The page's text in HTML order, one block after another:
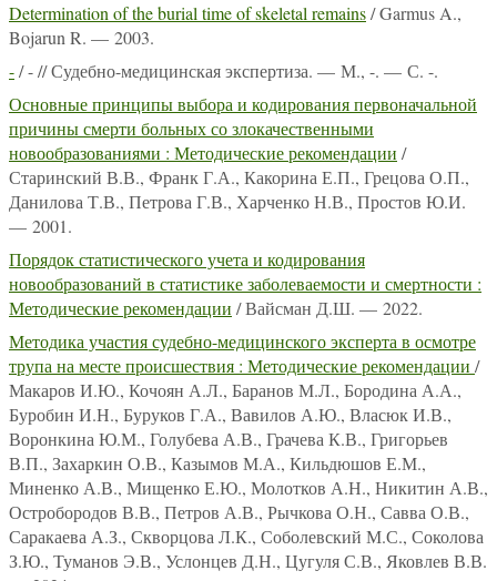
Determination of the burial time of skeletal remains/ Garmus A.,
Bojarun R. — 2003.
-/ - // Судебно-медицинская экспертиза. — М., -. — С. -.
Основные принципы выбора и кодирования первоначальной
причины смерти больных со злокачественными
новообразованиями : Методические рекомендации /
Старинский В.В., Франк Г.А., Какорина Е.П., Грецова О.П.,
Данилова Т.В., Петрова Г.В., Харченко Н.В., Простов Ю.И.
— 2001.
Порядок статистического учета и кодирования
новообразований в статистике заболеваемости и смертности :
Методические рекомендации / Вайсман Д.Ш. — 2022.
Методика участия судебно-медицинского эксперта в осмотре
трупа на месте происшествия : Методические рекомендации /
Макаров И.Ю., Кочоян А.Л., Баранов М.Л., Бородина А.А.,
Буробин И.Н., Буруков Г.А., Вавилов А.Ю., Власюк И.В.,
Воронкина Ю.М., Голубева А.В., Грачева К.В., Григорьев
В.П., Захаркин О.В., Казымов М.А., Кильдюшов Е.М.,
Миненко А.В., Мищенко Е.Ю., Молотков А.Н., Никитин А.В.,
Остробородов В.В., Петров А.В., Рычкова О.Н., Савва О.В.,
Саракаева А.З., Скворцова Л.К., Соболевский М.С., Соколова
З.Ю., Туманов Э.В., Услонцев Д.Н., Цугуля С.В., Яковлев В.В.